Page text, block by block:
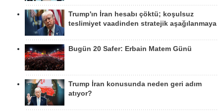
Trump'ın İran hesabı çöktü; koşulsuz
teslimiyet vaadinden stratejik aşağılanmaya
Bugün 20 Safer: Erbain Matem Günü
Trump İran konusunda neden geri adım
atıyor?